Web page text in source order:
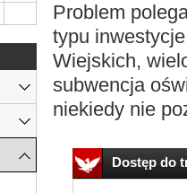
Problem
typu
Wiejskich,
subwencja
niekiedy nie
Dostęp do